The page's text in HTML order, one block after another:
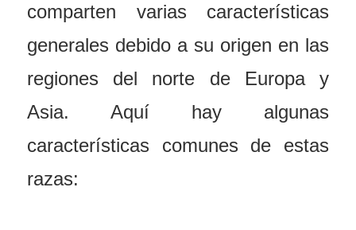
comparten varias características
generales debido a su origen en las
regiones del norte de Europa y
Asia. Aquí hay algunas
características comunes de estas
razas: